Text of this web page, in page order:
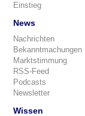
Einstieg
News
Nachrichten
Bekanntmachungen
Marktstimmung
RSS-Feed
Podcasts
Newsletter
Wissen